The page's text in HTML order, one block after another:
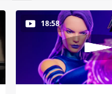
18:58